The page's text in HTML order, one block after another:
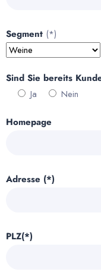
Segment (*)
Sind Sie bereits
Ja
Nein
Homepage
Adresse (*)
PLZ(*)